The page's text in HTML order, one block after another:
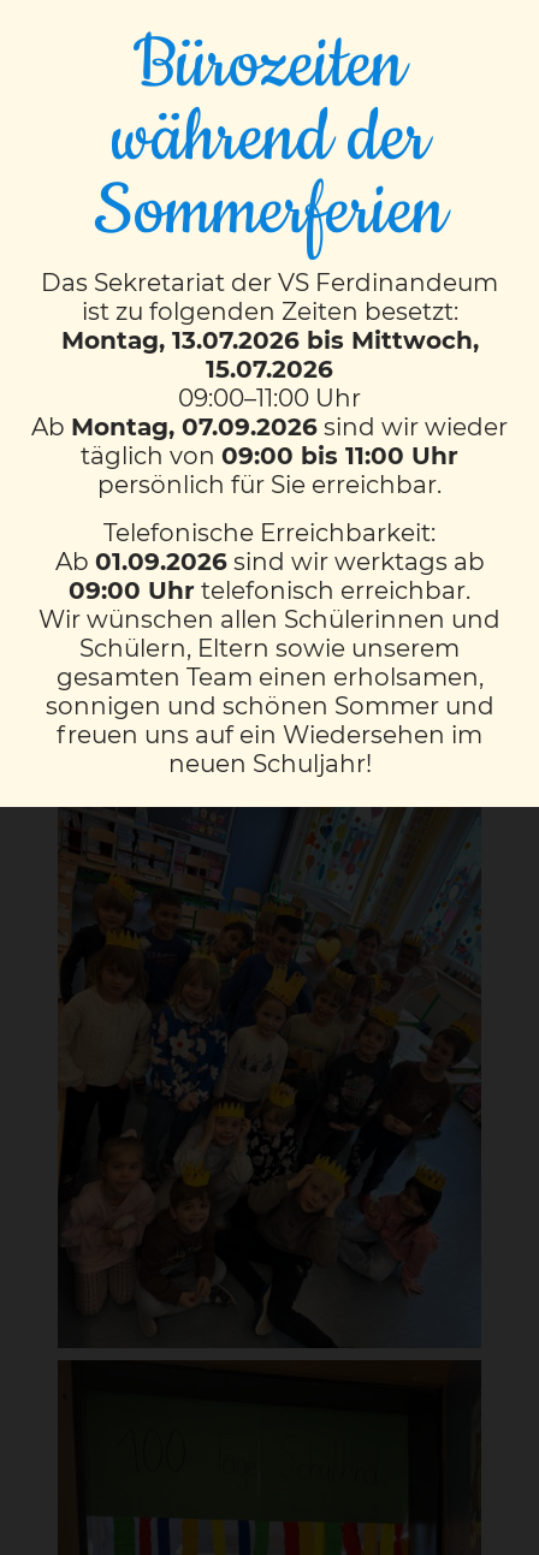
100. Schultag
Am ersten Schultag nach den
Semesterferien feierten die 1M und 1Arte
Klasse ihren 100. Schultag.
Es wurden Kronen gebastelt und viele
unterschiedliche Dinge mit der Zahl 100
erledigt.
So wurden zum Beispiel 100 Wörter
geschrieben, 100 Rechnungen gelöst,100
Dinge gezeichnet, 100 Punkte gemalt.
Die Patenkinder der 3M unterstützen dabei
die Kinder der 1M Klasse und feierten ihren
heutigen 464.Schultag. Diese Zahl ist zwar
nicht so „schön“ wie 100, aber trotzdem
eine starke Leistung. Wir feierten alle
gemeinsam!
Bürozeiten
während der
Sommerferien
Das Sekretariat der VS Ferdinandeum
ist zu folgenden Zeiten besetzt:
Montag, 13.07.2026 bis Mittwoch,
15.07.2026
09:00–11:00 Uhr
Ab Montag, 07.09.2026 sind wir wieder
täglich von 09:00 bis 11:00 Uhr
persönlich für Sie erreichbar.
Telefonische Erreichbarkeit:
Ab 01.09.2026sind wir werktags ab
09:00 Uhr telefonisch erreichbar.
Wir wünschen allen Schülerinnen und
Schülern, Eltern sowie unserem
gesamten Team einen erholsamen,
sonnigen und schönen Sommer und
freuen uns auf ein Wiedersehen im
neuen Schuljahr!